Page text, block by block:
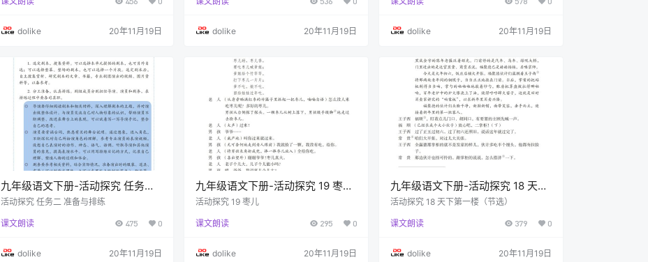
dolike 20年11月19日 dolike 20年11月19日 dolike 20年11月19日
九年级语文下册-活动探究 任务二
准备与排练(P119)
活动探究 任务二 准备与排练
课文朗读 475 0
dolike 20年11月19日
九年级语文下册-活动探究 19 枣儿
(P113-P118)
活动探究 19 枣儿
课文朗读 295 0
dolike 20年11月19日
九年级语文下册-活动探究 18 天下
第一楼（节选）(P104-P112)
活动探究 18 天下第一楼（节选）
课文朗读 379 0
dolike 20年11月19日